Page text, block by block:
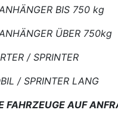
ANHÄNGER BIS
ANHÄNGER ÜBER
/
/ SPRINTER
FAHRZEUGE AUF